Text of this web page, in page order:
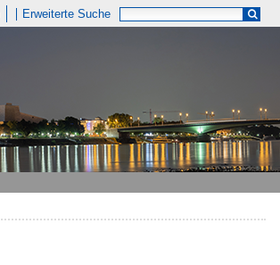
Erweiterte Suche